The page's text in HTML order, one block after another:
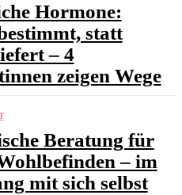
Hormone:
statt
– 4
zeigen Wege
Beratung für
– im
mit sich selbst